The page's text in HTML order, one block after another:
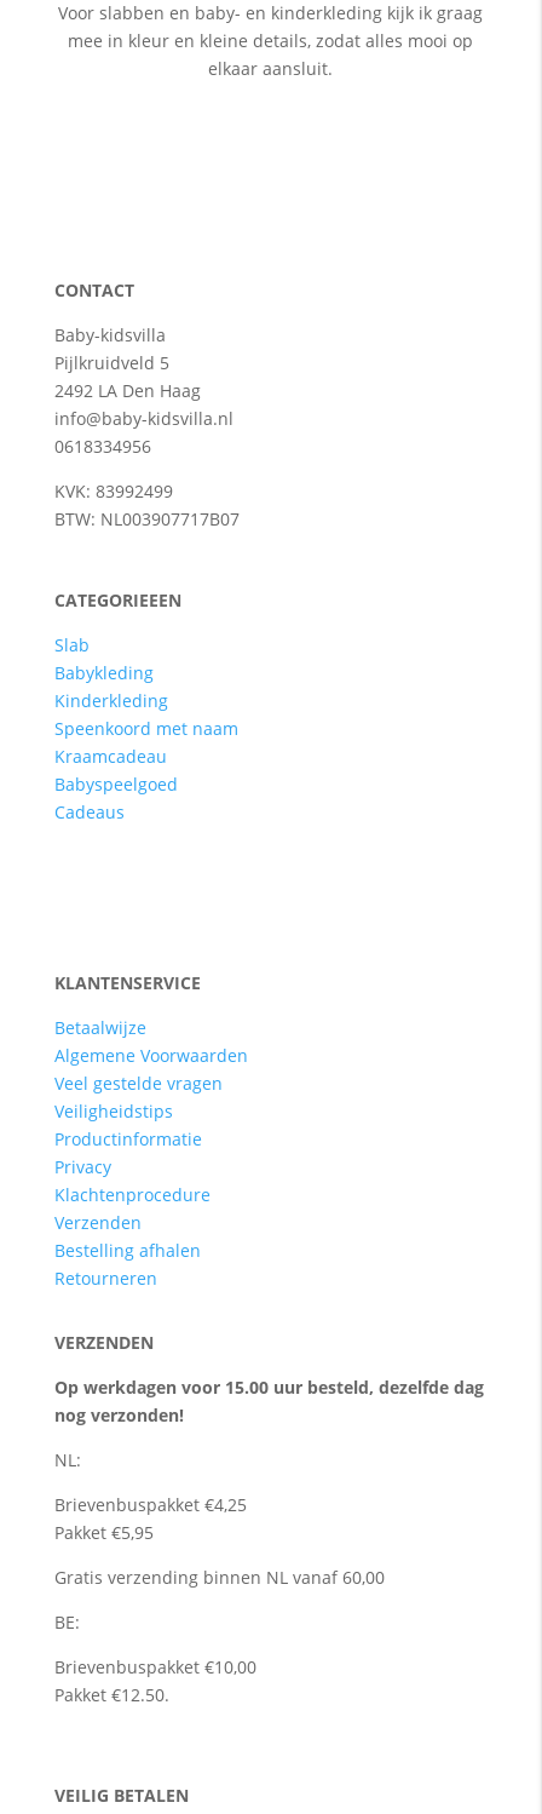
Voor slabben en baby- en kinderkleding kijk ik graag
mee in kleur en kleine details, zodat alles mooi op
elkaar aansluit.
CONTACT
Baby-kidsvilla
Pijlkruidveld 5
2492 LA Den Haag
info@baby-kidsvilla.nl
0618334956
KVK: 83992499
BTW: NL003907717B07
CATEGORIEEEN
Slab
Babykleding
Kinderkleding
Speenkoord met naam
Kraamcadeau
Babyspeelgoed
Cadeaus
KLANTENSERVICE
Betaalwijze
Algemene Voorwaarden
Veel gestelde vragen
Veiligheidstips
Productinformatie
Privacy
Klachtenprocedure
Verzenden
Bestelling afhalen
Retourneren
VERZENDEN
Op werkdagen voor 15.00 uur besteld, dezelfde dag
nog verzonden!
NL:
Brievenbuspakket €4,25
Pakket €5,95
Gratis verzending binnen NL vanaf 60,00
BE:
Brievenbuspakket €10,00
Pakket €12.50.
VEILIG BETALEN